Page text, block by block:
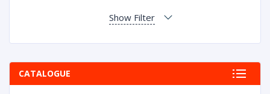
Show Filter
CATALOGUE